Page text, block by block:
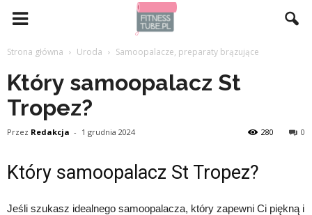
Strona główna Uroda Samoopalacze, preparaty brązujące
Który samoopalacz St
Tropez?
Przez Redakcja - 1 grudnia 2024 0
280
Który samoopalacz St Tropez?
Jeśli szukasz idealnego samoopalacza, który zapewni Ci piękną i